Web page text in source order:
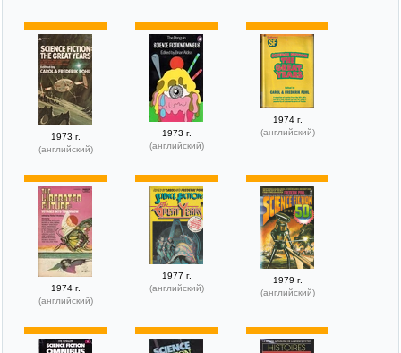
1973 г.
(английский)
1973 г.
(английский)
1974 г.
(английский)
1974 г.
(английский)
1977 г.
(английский)
1979 г.
(английский)